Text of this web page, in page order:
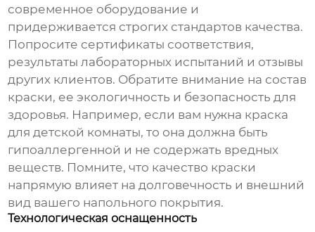
современное оборудование и
придерживается строгих стандартов качества.
Попросите сертификаты соответствия,
результаты лабораторных испытаний и отзывы
других клиентов. Обратите внимание на состав
краски, ее экологичность и безопасность для
здоровья. Например, если вам нужна краска
для детской комнаты, то она должна быть
гипоаллергенной и не содержать вредных
веществ. Помните, что качество краски
напрямую влияет на долговечность и внешний
вид вашего напольного покрытия.
Технологическая оснащенность